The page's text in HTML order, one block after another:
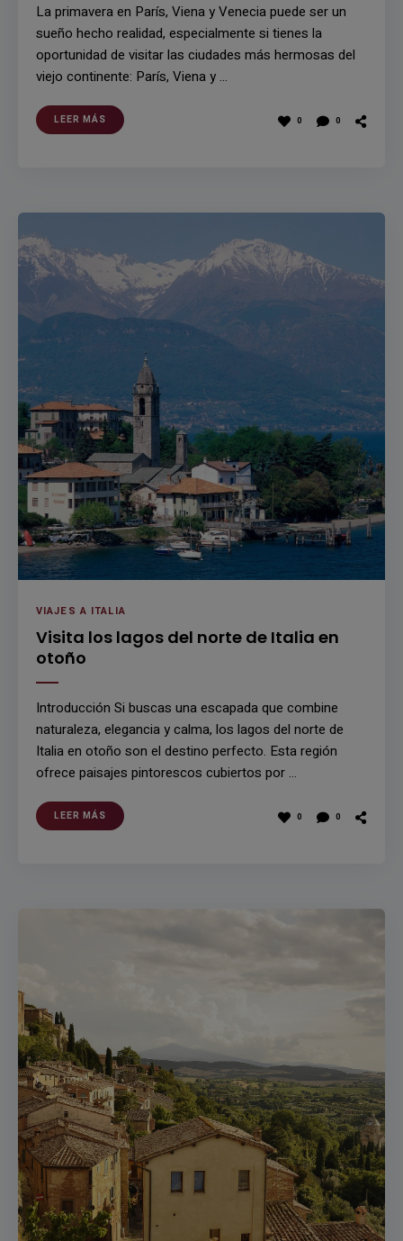
La primavera en París, Viena y Venecia puede ser un
sueño hecho realidad, especialmente si tienes la
oportunidad de visitar las ciudades más hermosas del
viejo continente: París, Viena y …
LEER MÁS 0 0
VIAJES A ITALIA
Visita los lagos del norte de Italia en
otoño
Introducción Si buscas una escapada que combine
naturaleza, elegancia y calma, los lagos del norte de
Italia en otoño son el destino perfecto. Esta región
ofrece paisajes pintorescos cubiertos por …
LEER MÁS 0 0